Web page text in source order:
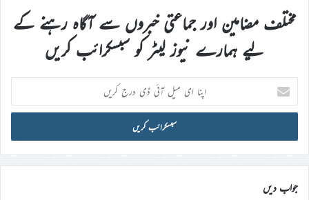
مختلف مضامین اور جماعتی خبروں سے آگاہ رہنے کے
لیے ہمارے نیوز لیٹر کو سبسکرائب کریں
اپنا
ای
میل
ڈی
درج
کریں
جواب دیں